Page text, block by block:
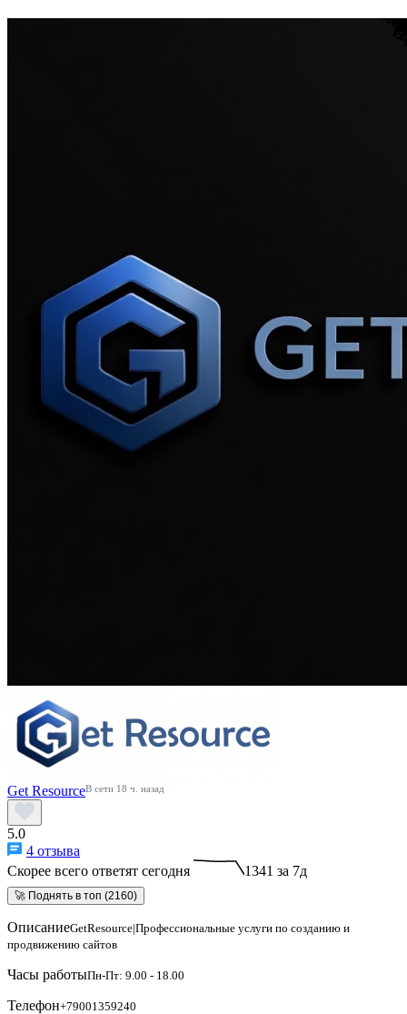
Get ResourceВ сети 18 ч. назад
5.0
4 отзыва
Скорее всего ответят сегодня
1341 за 7д
🚀 Поднять в топ (2160)
ОписаниеGetResource|Профессиональные услуги по созданию и
продвижению сайтов
Часы работыПн-Пт: 9.00 - 18.00
Телефон+79001359240